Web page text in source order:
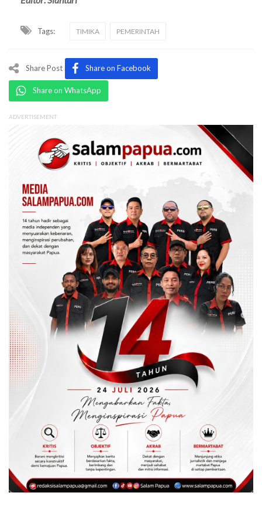
Tags: TIMIKA PEMERINTAH
Share Post Share on Facebook
Share on WhatsApp
ADVERTISEMENT